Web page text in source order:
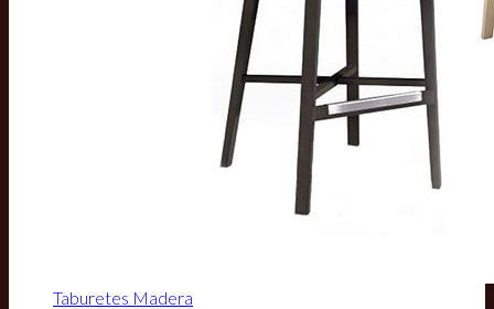
Taburetes Madera